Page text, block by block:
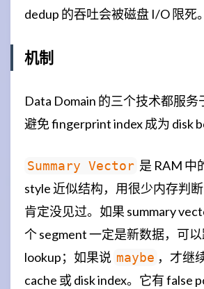
dedup 的吞吐会被磁盘 I/O 限死。
机制
Data Domain 的三个技术都服务
避免 fingerprint index 成为 disk
Summary Vector 是 RAM 中
style 近似结构，用很少内存判
肯定没见过。如果 summary
个 segment 一定是新数据，可
lookup；如果说 maybe ，才继
cache 或 disk index。它有 false